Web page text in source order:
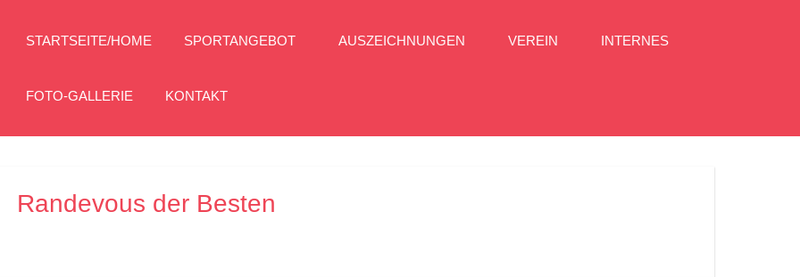
STARTSEITE/HOME SPORTANGEBOT AUSZEICHNUNGEN VEREIN INTERNES
FOTO-GALLERIE KONTAKT
Randevous der Besten